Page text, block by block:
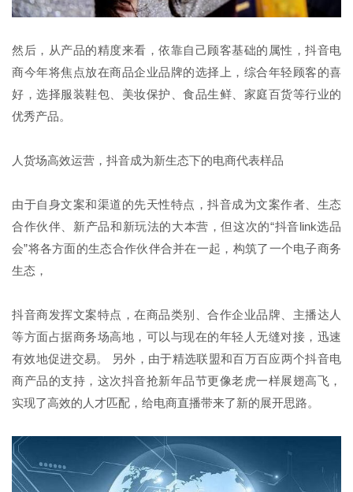
然后，从产品的精度来看，依靠自己顾客基础的属性，抖音电
商今年将焦点放在商品企业品牌的选择上，综合年轻顾客的喜
好，选择服装鞋包、美妆保护、食品生鲜、家庭百货等行业的
优秀产品。
人货场高效运营，抖音成为新生态下的电商代表样品
由于自身文案和渠道的先天性特点，抖音成为文案作者、生态
合作伙伴、新产品和新玩法的大本营，但这次的“抖音link选品
会”将各方面的生态合作伙伴合并在一起，构筑了一个电子商务
生态，
抖音商发挥文案特点，在商品类别、合作企业品牌、主播达人
等方面占据商务场高地，可以与现在的年轻人无缝对接，迅速
有效地促进交易。 另外，由于精选联盟和百万百应两个抖音电
商产品的支持，这次抖音抢新年品节更像老虎一样展翅高飞，
实现了高效的人才匹配，给电商直播带来了新的展开思路。